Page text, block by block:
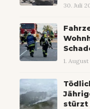
30. Juli
1.
stürzt